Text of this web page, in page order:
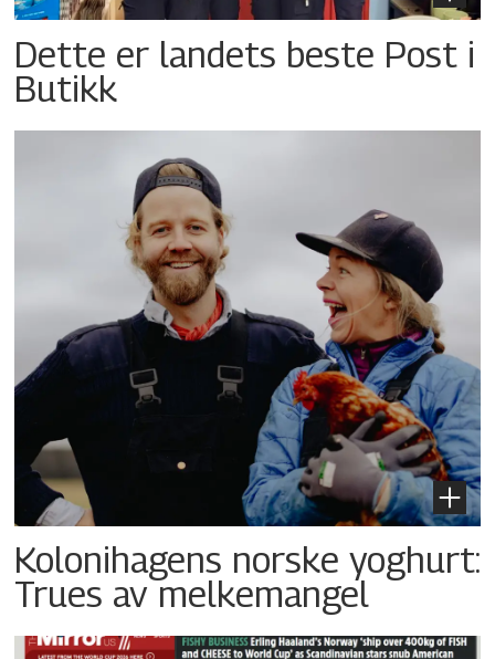
Dette er landets beste Post i
Butikk
Kolonihagens norske yoghurt:
Trues av melkemangel